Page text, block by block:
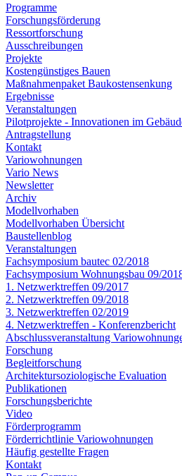
Programme
Forschungsförderung
Ressortforschung
Ausschreibungen
Projekte
Kostengünstiges Bauen
Maßnahmenpaket Baukostensenkung
Ergebnisse
Veranstaltungen
Pilotprojekte - Innovationen im
Antragstellung
Kontakt
Variowohnungen
Vario News
Newsletter
Archiv
Modellvorhaben
Modellvorhaben Übersicht
Baustellenblog
Veranstaltungen
Fachsymposium bautec 02/2018
Fachsymposium Wohnungsbau 09/
1. Netzwerktreffen 09/2017
2. Netzwerktreffen 09/2018
3. Netzwerktreffen 02/2019
4. Netzwerktreffen - Konferenzbericht
Abschlussveranstaltung
Forschung
Begleitforschung
Architektursoziologische Evaluation
Publikationen
Forschungsberichte
Video
Förderprogramm
Förderrichtlinie Variowohnungen
Häufig gestellte Fragen
Kontakt